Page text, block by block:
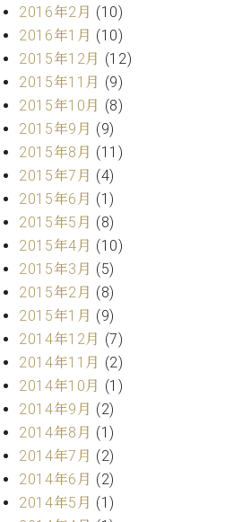
尾山調律師のブ
ログ Die
Musikgasse（音
楽の小道）
2016年2月 (10)
2016年1月 (10)
2015年12月 (12)
2015年11月 (9)
2015年10月 (8)
2015年9月 (9)
2015年8月 (11)
2015年7月 (4)
2015年6月 (1)
2015年5月 (8)
2015年4月 (10)
2015年3月 (5)
2015年2月 (8)
2015年1月 (9)
2014年12月 (7)
2014年11月 (2)
2014年10月 (1)
2014年9月 (2)
2014年8月 (1)
2014年7月 (2)
2014年6月 (2)
2014年5月 (1)